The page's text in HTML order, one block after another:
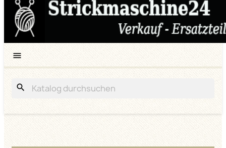

search